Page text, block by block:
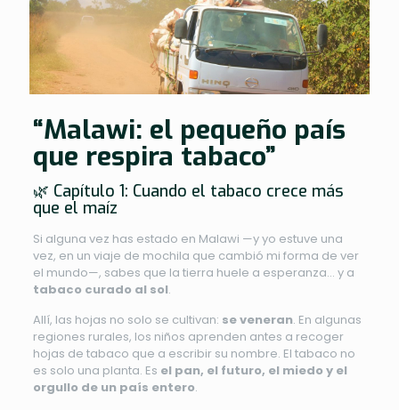
“Malawi: el pequeño país
que respira tabaco”
🌿 Capítulo 1: Cuando el tabaco crece más
que el maíz
Si alguna vez has estado en Malawi —y yo estuve una
vez, en un viaje de mochila que cambió mi forma de ver
el mundo—, sabes que la tierra huele a esperanza… y a
tabaco curado al sol.
Allí, las hojas no solo se cultivan: se veneran. En algunas
regiones rurales, los niños aprenden antes a recoger
hojas de tabaco que a escribir su nombre. El tabaco no
es solo una planta. Es el pan, el futuro, el miedo y el
orgullo de un país entero.